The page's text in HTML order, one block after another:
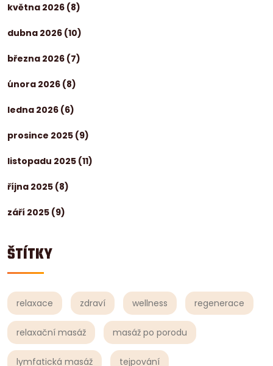
května 2026 (8)
dubna 2026 (10)
března 2026 (7)
února 2026 (8)
ledna 2026 (6)
prosince 2025 (9)
listopadu 2025 (11)
října 2025 (8)
září 2025 (9)
ŠTÍTKY
relaxace zdraví wellness regenerace
relaxační masáž masáž po porodu
lymfatická masáž tejpování